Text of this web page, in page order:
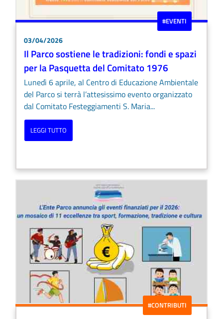
#EVENTI
03/04/2026
Il Parco sostiene le tradizioni: fondi e spazi
per la Pasquetta del Comitato 1976
Lunedì 6 aprile, al Centro di Educazione Ambientale
del Parco si terrà l’attesissimo evento organizzato
dal Comitato Festeggiamenti S. Maria...
LEGGI TUTTO
#CONTRIBUTI